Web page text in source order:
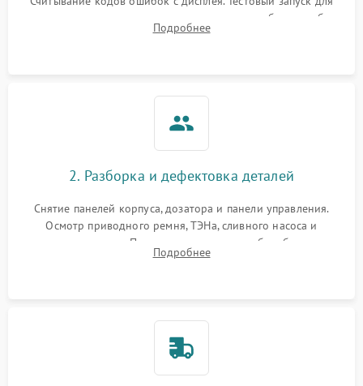
выявления посторонних шумов, протечек или сбоев в работе
электронного модуля управления.
Подробнее
2. Разборка и дефектовка деталей
Снятие панелей корпуса, дозатора и панели управления.
Осмотр приводного ремня, ТЭНа, сливного насоса и
амортизаторов. Проверка подшипников барабана и
крестовины на износ, а манжеты люка на разрывы.
Подробнее